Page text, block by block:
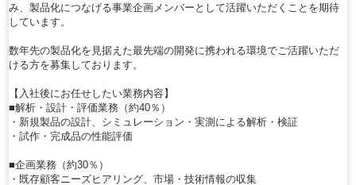
み、製品化につなげる事業企画メンバーとして活躍いただくことを期待
しています。
数年先の製品化を見据えた最先端の開発に携われる環境でご活躍いただ
ける方を募集しております。
【入社後にお任せしたい業務内容】
■解析・設計・評価業務（約40％）
・新規製品の設計、シミュレーション・実測による解析・検証
・試作・完成品の性能評価
■企画業務（約30％）
・既存顧客ニーズヒアリング、市場・技術情報の収集